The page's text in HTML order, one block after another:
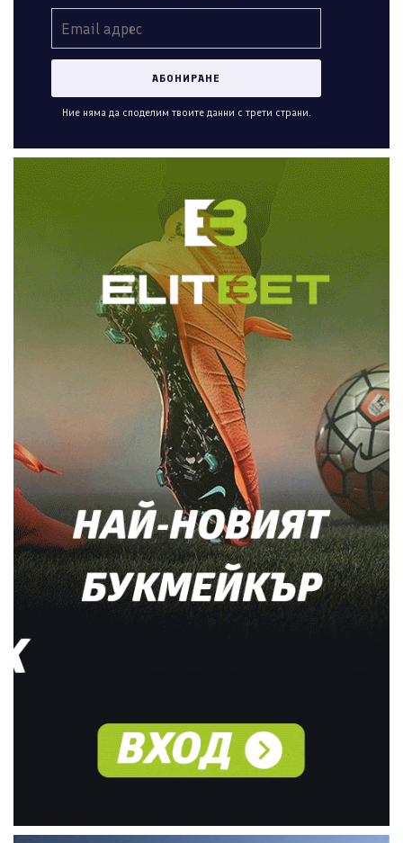
Ние няма да споделим твоите данни с трети страни.